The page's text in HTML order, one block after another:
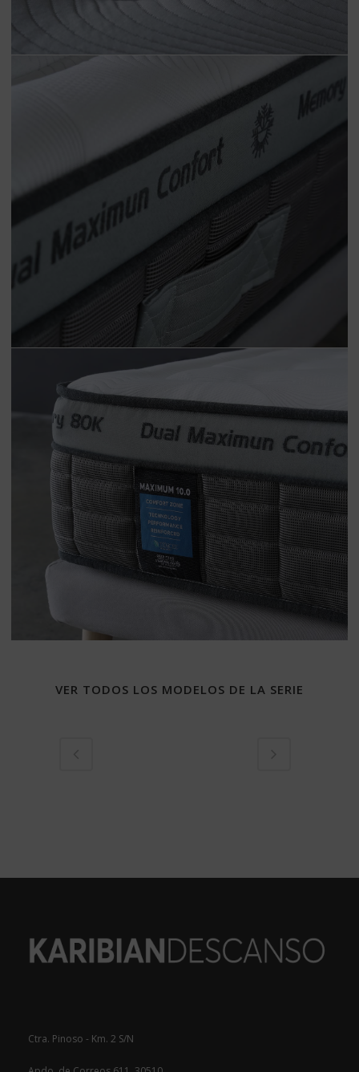
VER TODOS LOS MODELOS DE LA SERIE
Ctra. Pinoso - Km. 2 S/N